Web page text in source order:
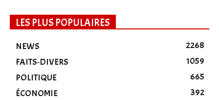
LES PLUS POPULAIRES
NEWS
2268
FAITS-DIVERS
1059
POLITIQUE
665
ÉCONOMIE
392